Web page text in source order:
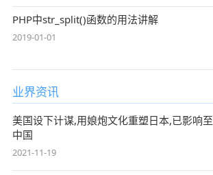
PHP中str_split()函数的用法讲解
2019-01-01
业界资讯
美国设下计谋,用娘炮文化重塑日本,已影响至
中国
2021-11-19